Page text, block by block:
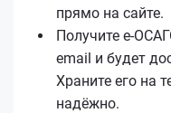
прямо на сайте.
Получите
email и будет
Храните его на
надёжно.